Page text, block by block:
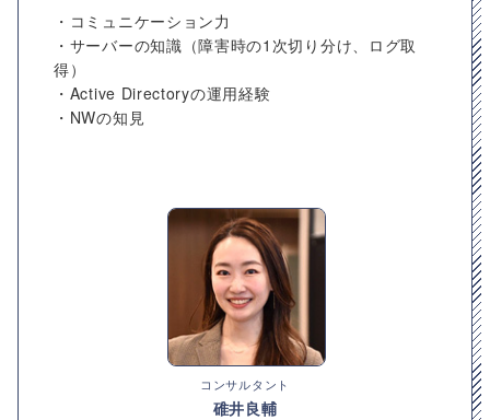
・コミュニケーション力
・サーバーの知識（障害時の1次切り分け、ログ取
得）
・Active Directoryの運用経験
・NWの知見
コンサルタント
碓井良輔